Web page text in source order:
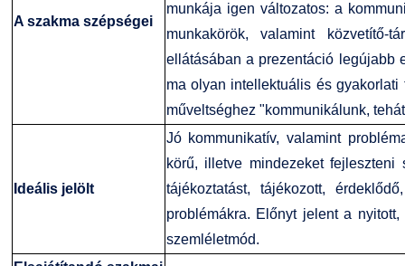
A szakma szépségei
munkája igen változatos: a
munkakörök, valamint közvetítő-
ellátásában a prezentáció legújabb
ma olyan intellektuális és
műveltséghez "kommunikálunk,
Ideális jelölt
Jó kommunikatív, valamint
körű, illetve mindezeket
tájékoztatást, tájékozott,
problémákra. Előnyt jelent a
szemléletmód.